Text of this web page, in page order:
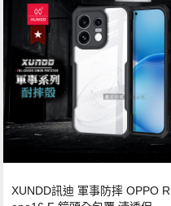
XUNDD訊迪 軍事防摔 OPPO R